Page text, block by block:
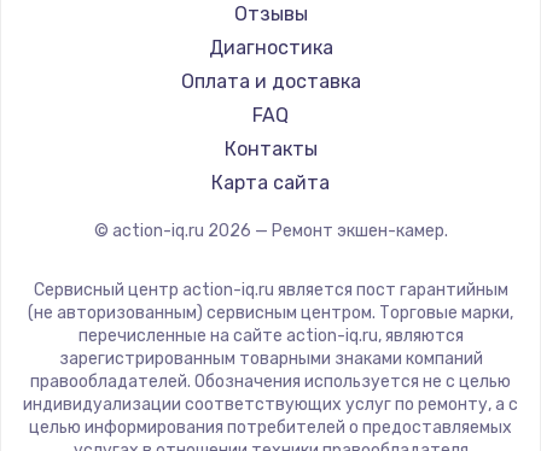
Отзывы
Диагностика
Оплата и доставка
FAQ
Контакты
Карта сайта
© action-iq.ru 2026 — Ремонт экшен-камер.
Сервисный центр action-iq.ru является пост гарантийным
(не авторизованным) сервисным центром. Торговые марки,
перечисленные на сайте action-iq.ru, являются
зарегистрированным товарными знаками компаний
правообладателей. Обозначения используется не с целью
индивидуализации соответствующих услуг по ремонту, а с
целью информирования потребителей о предоставляемых